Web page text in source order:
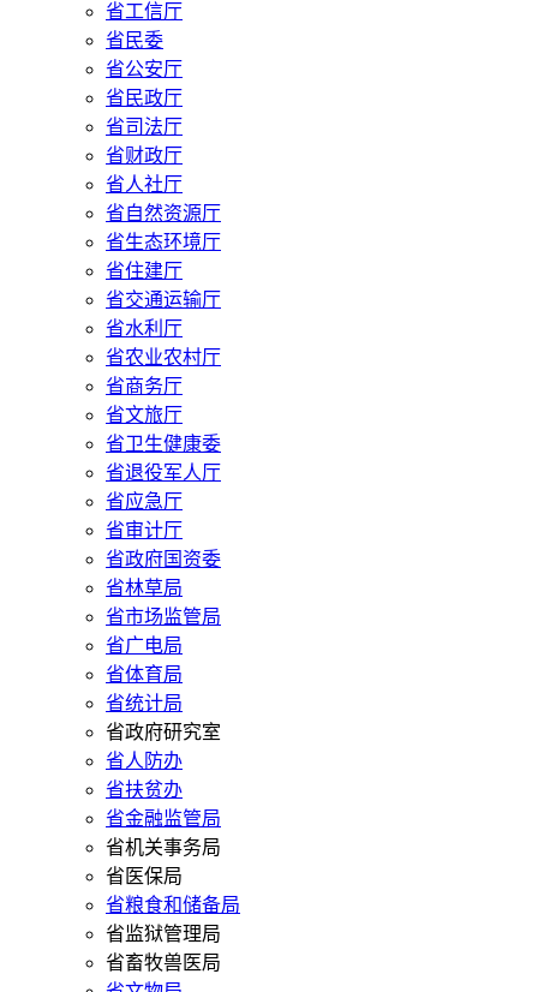
省工信厅
省民委
省公安厅
省民政厅
省司法厅
省财政厅
省人社厅
省自然资源厅
省生态环境厅
省住建厅
省交通运输厅
省水利厅
省农业农村厅
省商务厅
省文旅厅
省卫生健康委
省退役军人厅
省应急厅
省审计厅
省政府国资委
省林草局
省市场监管局
省广电局
省体育局
省统计局
省政府研究室
省人防办
省扶贫办
省金融监管局
省机关事务局
省医保局
省粮食和储备局
省监狱管理局
省畜牧兽医局